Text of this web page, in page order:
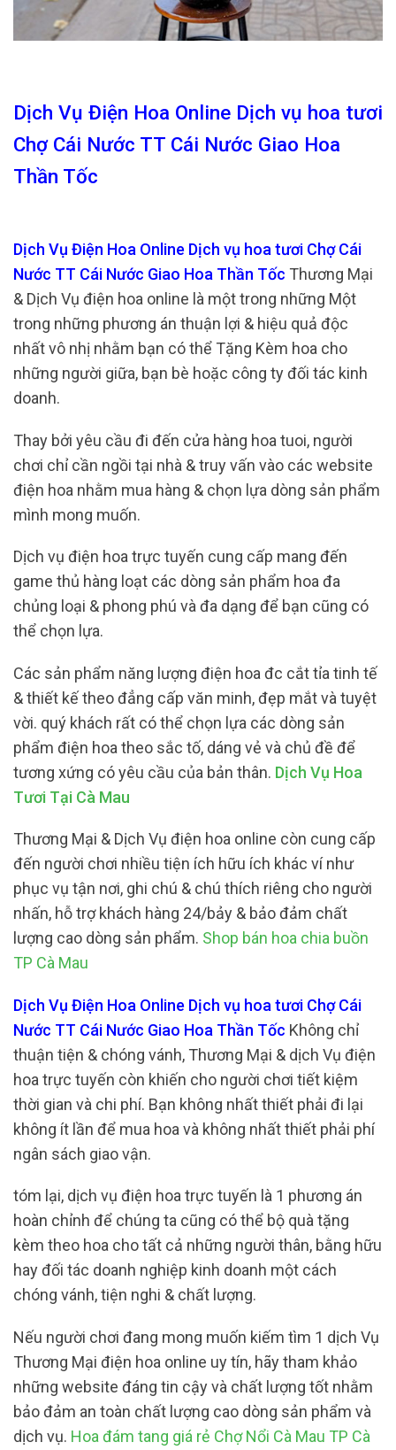
Dịch Vụ Điện Hoa Online Dịch vụ hoa tươi
Chợ Cái Nước TT Cái Nước Giao Hoa
Thần Tốc
Dịch Vụ Điện Hoa Online Dịch vụ hoa tươi Chợ Cái
Nước TT Cái Nước Giao Hoa Thần Tốc Thương Mại
& Dịch Vụ điện hoa online là một trong những Một
trong những phương án thuận lợi & hiệu quả độc
nhất vô nhị nhằm bạn có thể Tặng Kèm hoa cho
những người giữa, bạn bè hoặc công ty đối tác kinh
doanh.
Thay bởi yêu cầu đi đến cửa hàng hoa tuoi, người
chơi chỉ cần ngồi tại nhà & truy vấn vào các website
điện hoa nhằm mua hàng & chọn lựa dòng sản phẩm
mình mong muốn.
Dịch vụ điện hoa trực tuyến cung cấp mang đến
game thủ hàng loạt các dòng sản phẩm hoa đa
chủng loại & phong phú và đa dạng để bạn cũng có
thể chọn lựa.
Các sản phẩm năng lượng điện hoa đc cắt tỉa tinh tế
& thiết kế theo đẳng cấp văn minh, đẹp mắt và tuyệt
vời. quý khách rất có thể chọn lựa các dòng sản
phẩm điện hoa theo sắc tố, dáng vẻ và chủ đề để
tương xứng có yêu cầu của bản thân. Dịch Vụ Hoa
Tươi Tại Cà Mau
Thương Mại & Dịch Vụ điện hoa online còn cung cấp
đến người chơi nhiều tiện ích hữu ích khác ví như
phục vụ tận nơi, ghi chú & chú thích riêng cho người
nhấn, hỗ trợ khách hàng 24/bảy & bảo đảm chất
lượng cao dòng sản phẩm. Shop bán hoa chia buồn
TP Cà Mau
Dịch Vụ Điện Hoa Online Dịch vụ hoa tươi Chợ Cái
Nước TT Cái Nước Giao Hoa Thần Tốc Không chỉ
thuận tiện & chóng vánh, Thương Mại & dịch Vụ điện
hoa trực tuyến còn khiến cho người chơi tiết kiệm
thời gian và chi phí. Bạn không nhất thiết phải đi lại
không ít lần để mua hoa và không nhất thiết phải phí
ngân sách giao vận.
tóm lại, dịch vụ điện hoa trực tuyến là 1 phương án
hoàn chỉnh để chúng ta cũng có thể bộ quà tặng
kèm theo hoa cho tất cả những người thân, bằng hữu
hay đối tác doanh nghiệp kinh doanh một cách
chóng vánh, tiện nghi & chất lượng.
Nếu người chơi đang mong muốn kiếm tìm 1 dịch Vụ
Thương Mại điện hoa online uy tín, hãy tham khảo
những website đáng tin cậy và chất lượng tốt nhằm
bảo đảm an toàn chất lượng cao dòng sản phẩm và
dịch vụ. Hoa đám tang giá rẻ Chợ Nổi Cà Mau TP Cà